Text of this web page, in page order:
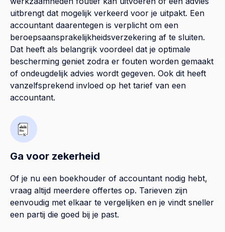
uitbrengt dat mogelijk verkeerd voor je uitpakt. Een
accountant daarentegen is verplicht om een
beroepsaansprakelijkheidsverzekering af te sluiten.
Dat heeft als belangrijk voordeel dat je optimale
bescherming geniet zodra er fouten worden gemaakt
of ondeugdelijk advies wordt gegeven. Ook dit heeft
vanzelfsprekend invloed op het tarief van een
accountant.
Ga voor zekerheid
Of je nu een boekhouder of accountant nodig hebt,
vraag altijd meerdere offertes op. Tarieven zijn
eenvoudig met elkaar te vergelijken en je vindt sneller
een partij die goed bij je past.